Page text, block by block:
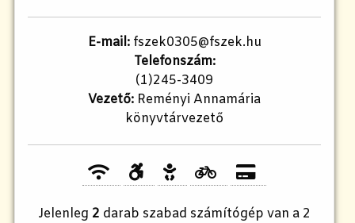
E-mail:fszek0305@fszek.hu
Telefonszám:
(1)245-3409
Vezető: Reményi Annamária
könyvtárvezető
Jelenleg 2 darab szabad számítógép van a 2